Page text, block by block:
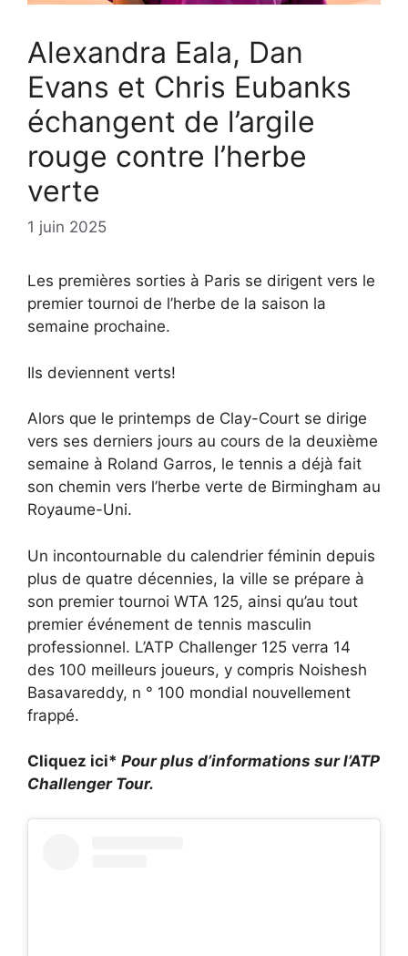
Alexandra Eala, Dan
Evans et Chris Eubanks
échangent de l’argile
rouge contre l’herbe
verte
1 juin 2025
Les premières sorties à Paris se dirigent vers le
premier tournoi de l’herbe de la saison la
semaine prochaine.
Ils deviennent verts!
Alors que le printemps de Clay-Court se dirige
vers ses derniers jours au cours de la deuxième
semaine à Roland Garros, le tennis a déjà fait
son chemin vers l’herbe verte de Birmingham au
Royaume-Uni.
Un incontournable du calendrier féminin depuis
plus de quatre décennies, la ville se prépare à
son premier tournoi WTA 125, ainsi qu’au tout
premier événement de tennis masculin
professionnel. L’ATP Challenger 125 verra 14
des 100 meilleurs joueurs, y compris Noishesh
Basavareddy, n ° 100 mondial nouvellement
frappé.
Cliquez ici* Pour plus d’informations sur l’ATP
Challenger Tour.